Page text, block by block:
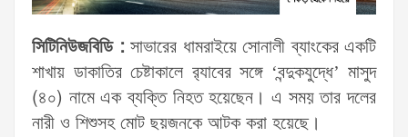
সিটিনিউজবিডি : সাভারের ধামরাইয়ে সোনালী ব্যাংকের একটি
শাখায় ডাকাতির চেষ্টাকালে র‌্যাবের সঙ্গে ‘বন্দুকযুদ্ধে’ মাসুদ
(৪০) নামে এক ব্যক্তি নিহত হয়েছেন। এ সময় তার দলের
নারী ও শিশুসহ মোট ছয়জনকে আটক করা হয়েছে।